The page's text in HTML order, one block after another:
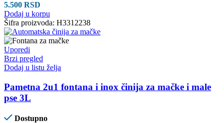
5.500 RSD
Dodaj u korpu
Šifra proizvoda: H3312238
Uporedi
Brzi pregled
Dodaj u listu želja
Pametna 2u1 fontana i inox činija za mačke i male
pse 3L
Dostupno